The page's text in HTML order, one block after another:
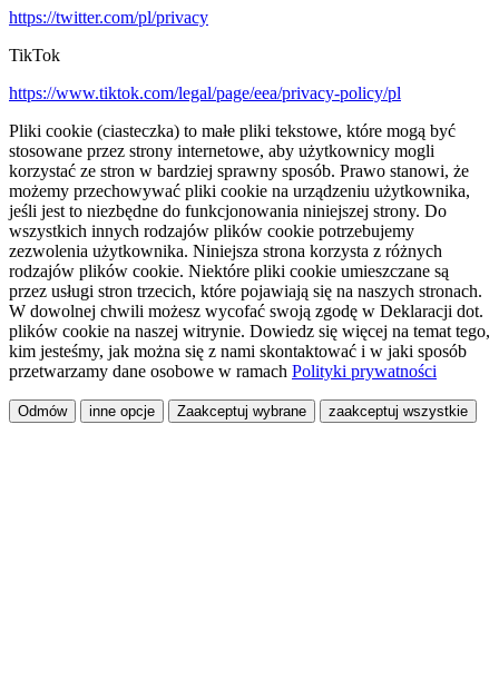
https://twitter.com/pl/privacy
TikTok
https://www.tiktok.com/legal/page/eea/privacy-policy/pl
Pliki cookie (ciasteczka) to małe pliki tekstowe, które mogą być
stosowane przez strony internetowe, aby użytkownicy mogli
korzystać ze stron w bardziej sprawny sposób. Prawo stanowi, że
możemy przechowywać pliki cookie na urządzeniu użytkownika,
jeśli jest to niezbędne do funkcjonowania niniejszej strony. Do
wszystkich innych rodzajów plików cookie potrzebujemy
zezwolenia użytkownika. Niniejsza strona korzysta z różnych
rodzajów plików cookie. Niektóre pliki cookie umieszczane są
przez usługi stron trzecich, które pojawiają się na naszych stronach.
W dowolnej chwili możesz wycofać swoją zgodę w Deklaracji dot.
plików cookie na naszej witrynie. Dowiedz się więcej na temat tego,
kim jesteśmy, jak można się z nami skontaktować i w jaki sposób
przetwarzamy dane osobowe w ramach Polityki prywatności
Odmów inne opcje Zaakceptuj wybrane zaakceptuj wszystkie